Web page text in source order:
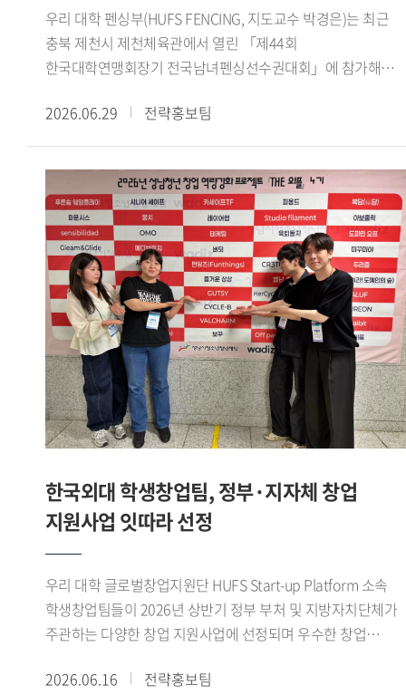
개인번호를 물어볼 정도로 친해졌습니다. 한국외대를 통해
제가 성장했음을 실감한 순간이었습니다. - 이번 활동이
진로설정에 어떤 영향을 줬을지 궁금합니다.GTEP 활동을 통해
가능성을 피부로 체감한 계기였습니다. 이후 GTEP을 통해
현재는 한국에서 무슬림이 편하게 생활하도록 돕는
라이프스타일 앱을 개발하는 스타트업을 창업했습니다. 국내에
거주하는 무슬림은 전국에 흩어져있는데 이들이 편리하게
쇼핑을 하고 커뮤니티를 이어갈 수 있는 서비스를 제공하려
합니다. 앱은 7월경 출시를 목표로 하고 있습니다. 이처럼 제가
창업에 도전하고 진로를 개척하는 데 GTEP의 역할이 꽤 컸다고
생각합니다. - 앞으로의 계획을 들려주세요. 현재 HUFS Start-
up platform에 입주해 교내 창업지원단의 도움을 받아 창업한
상태입니다. 얼마 전에는 교육부에서 주관하는 학생
창업유망팀 300+ 에 선정돼, 창업을 한 단계씩 발전시켜 나가고
있습니다. 이를 계속 발전시켜 국내 거주 무슬림을 위한 앱은
물론 최종적으로는 국내기업이 할랄 시장에 쉽게 진출하도록
교두보 역할을 해내고 싶습니다. GTEP을 통해 배운 것을
기반으로 차근차근 나아가면 좋은 결과를 얻을 수 있을 거라
믿습니다. ※ 해당 인터뷰는 아래 Global HUFS 여름호 E-
book을 통해서도 확인하실 수 있습니다(p.16-17)https://e-
book.hufs.ac.kr/20260623_135256/
현안에 접목하고, 실제 행정 현장에 적용할 수 있는 구체적인
실행 방안을 제시해 우수한 평가를 받았다.이번 성과는 우리
대학 학생들이 지역사회의 문화, 복지, 관광 문제를 청년의
점에서 의미가 있다. 학생들이 대학에서 쌓은 전공 역량과
창의적 사고를 지역사회 문제 해결에 적용하며 정책 기획
능력과 현장 실무 역량을 보여줬다는 평가다.한편,
용인특례시는 현장 적용 가능성이 높은 우수 정책을 관련
사업과 연계해 실증하고, 검토 결과를 바탕으로 실제 정책에
반영할 계획이다. 이를 통해 청년들이 제안한 아이디어가
지역사회의 변화를 이끄는 실질적인 정책으로 발전할 수
있도록 지원할 예정이다.
우리 대학 펜싱부(HUFS FENCING, 지도교수 박경은)는 최근
충북 제천시 제천체육관에서 열린 「제44회
한국대학연맹회장기 전국남녀펜싱선수권대회」에 참가해
성적을 거두었다.이번 대회는 한국대학펜싱연맹이 주최하고
제천시와 제천시체육회가 후원한 전국 규모의 대회로, 전국
38개 대학 선수부와 40개 대학 동아리부 등 총 647명이
참가했다. 우리 대학에서는 선수 29명이 출전해 뛰어난 기량과
팀워크를 바탕으로 여러 종목에서 입상하며 우수한 경쟁력을
보여주었다.여자 플뢰레 단체전에서는 김지성(영미문학 문화
22), 최예진(체코 슬로바키아 22), Hortense(국제학 23), 김은
(영미문학 문화 23) 학생이 팀을 이뤄 우승을 차지했다.
개인전에서도 우수한 성과가 이어졌다. 김지성(영미문학 문화
22) 학생이 여자 플뢰레 개인전 준우승을 차지했으며, 이기령
(중국외교통상 22) 학생은 남자 플뢰레 개인전 3위, 이유종
(정치외교 24) 학생은 남자 에페 개인전 3위에 올랐다. 이나래
(LD 24) 학생도 여자 플뢰레 개인전 5위를 기록하며 좋은
성적을 거두었다.이번 대회를 통해 우리 대학 펜싱부는
무대에서 경쟁력을 다시 한번 입증했다.1960년대 활동 이후
재건된 우리 대학 펜싱부는 전국 규모의 각종 대회에서 꾸준히
성과를 이어오고 있다. 선수들은 이번 대회를 발판으로
앞으로도 지속적인 훈련과 팀워크를 바탕으로 좋은 경기력을
선보일 계획이다.
2026.06.29 전략홍보팀
한국외대 학생창업팀, 정부·지자체 창업
지원사업 잇따라 선정
우리 대학 글로벌창업지원단 HUFS Start-up Platform 소속
학생창업팀들이 2026년 상반기 정부 부처 및 지방자치단체가
주관하는 다양한 창업 지원사업에 선정되며 우수한 창업
예비창업패키지를 포함한 4개 창업 지원사업에 선정된 데 이어,
2026.06.16 전략홍보팀